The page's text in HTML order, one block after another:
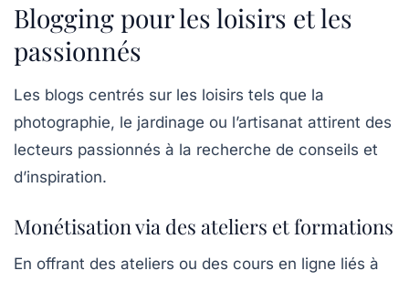
Blogging pour les loisirs et les
passionnés
Les blogs centrés sur les loisirs tels que la
photographie, le jardinage ou l’artisanat attirent des
lecteurs passionnés à la recherche de conseils et
d’inspiration.
Monétisation via des ateliers et formations
En offrant des ateliers ou des cours en ligne liés à